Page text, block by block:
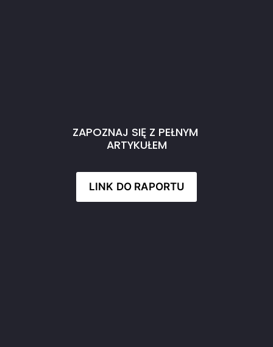
ZAPOZNAJ SIĘ Z PEŁNYM
ARTYKUŁEM
LINK DO RAPORTU